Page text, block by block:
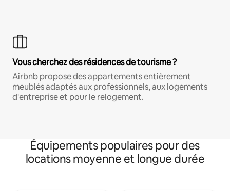
Vous cherchez des résidences de tourisme ?
Airbnb propose des appartements entièrement
meublés adaptés aux professionnels, aux logements
d'entreprise et pour le relogement.
Équipements populaires pour des
locations moyenne et longue durée